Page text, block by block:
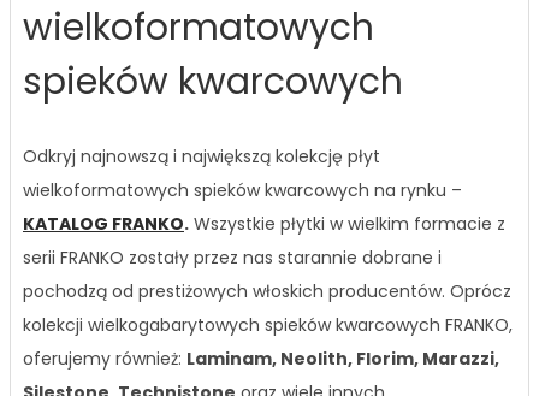
wielkoformatowych
spieków kwarcowych
Odkryj najnowszą i największą kolekcję płyt
wielkoformatowych spieków kwarcowych na rynku –
KATALOG FRANKO. Wszystkie płytki w wielkim formacie z
serii FRANKO zostały przez nas starannie dobrane i
pochodzą od prestiżowych włoskich producentów. Oprócz
kolekcji wielkogabarytowych spieków kwarcowych FRANKO,
oferujemy również: Laminam, Neolith, Florim, Marazzi,